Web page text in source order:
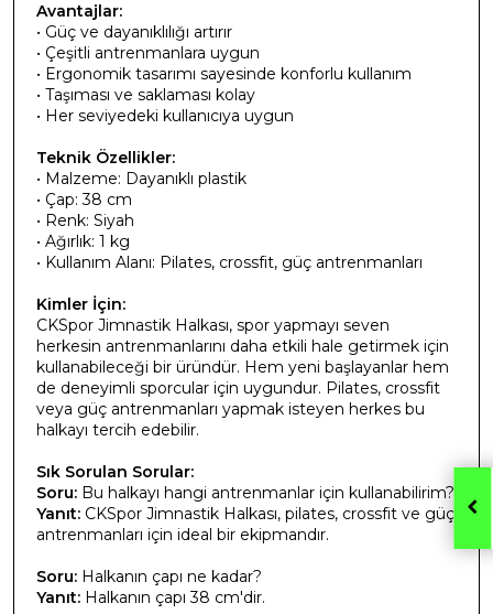
Avantajlar:
• Güç ve dayanıklılığı artırır
• Çeşitli antrenmanlara uygun
• Ergonomik tasarımı sayesinde konforlu kullanım
• Taşıması ve saklaması kolay
• Her seviyedeki kullanıcıya uygun
Teknik Özellikler:
• Malzeme: Dayanıklı plastik
• Çap: 38 cm
• Renk: Siyah
• Ağırlık: 1 kg
• Kullanım Alanı: Pilates, crossfit, güç antrenmanları
Kimler İçin:
CKSpor Jimnastik Halkası, spor yapmayı seven
herkesin antrenmanlarını daha etkili hale getirmek için
kullanabileceği bir üründür. Hem yeni başlayanlar hem
de deneyimli sporcular için uygundur. Pilates, crossfit
veya güç antrenmanları yapmak isteyen herkes bu
halkayı tercih edebilir.
Sık Sorulan Sorular:
Soru: Bu halkayı hangi antrenmanlar için kullanabilirim?
Yanıt: CKSpor Jimnastik Halkası, pilates, crossfit ve güç
antrenmanları için ideal bir ekipmandır.
Soru: Halkanın çapı ne kadar?
Yanıt: Halkanın çapı 38 cm'dir.